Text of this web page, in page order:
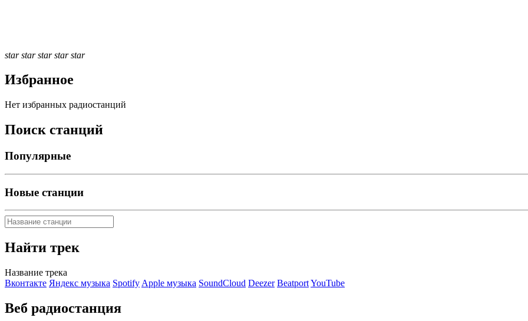
star star star star star
Избранное
Нет избранных радиостанций
Поиск станций
Популярные
Новые станции
Найти трек
Название трека
Вконтакте Яндекс музыка Spotify Apple музыка SoundCloud Deezer BeatportYouTube
Веб радиостанция